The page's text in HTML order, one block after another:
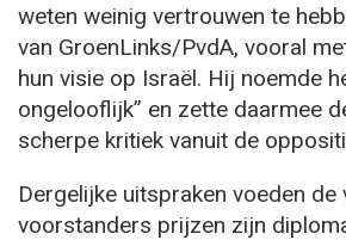
weten weinig vertrouwen te
van GroenLinks/PvdA, vooral
hun visie op Israël. Hij noemde
ongelooflijk” en zette daarmee
scherpe kritiek vanuit de
Dergelijke uitspraken voeden de
voorstanders prijzen zijn